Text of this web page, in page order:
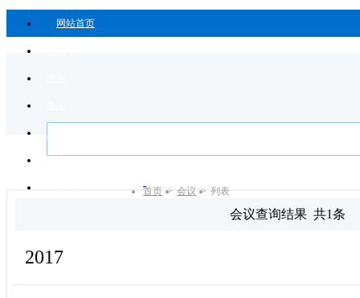
网站首页
更多 首页 > 会议 > 列表
会议查询结果 共1条
2017